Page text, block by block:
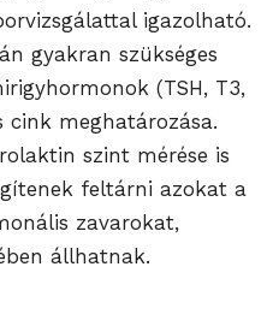
igazolható.
gyakran szükséges
(TSH, T3,
cink meghatározása.
szint mérése is
feltárni azokat a
zavarokat,
állhatnak.